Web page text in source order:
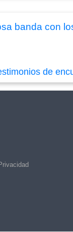
banda con
de